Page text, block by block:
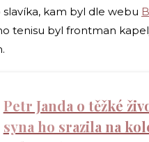
kam byl dle webu
tenisu byl frontman
Petr Janda o těžké
syna ho srazila na